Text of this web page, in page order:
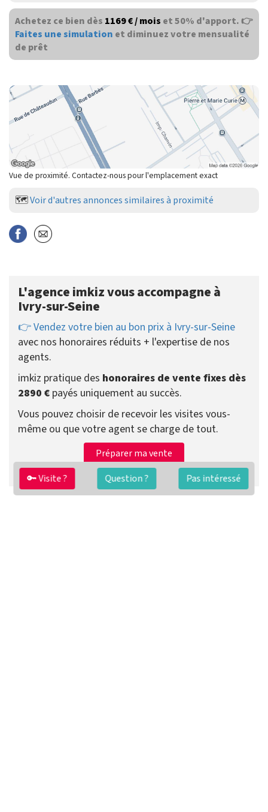
Achetez ce bien dès 1169 € / mois et 50% d'apport. 👉
Faites une simulation et diminuez votre mensualité
de prêt
Vue de proximité. Contactez-nous pour l'emplacement exact
🗺️Voir d'autres annonces similaires à proximité
🔑 Visite ? Question ? Pas intéressé
L'agence imkiz vous accompagne à
Ivry-sur-Seine
👉 Vendez votre bien au bon prix à Ivry-sur-Seine
avec nos honoraires réduits + l'expertise de nos
agents.
imkiz pratique des honoraires de vente fixes dès
2890 € payés uniquement au succès.
Vous pouvez choisir de recevoir les visites vous-
même ou que votre agent se charge de tout.
Préparer ma vente
Contacter un agent